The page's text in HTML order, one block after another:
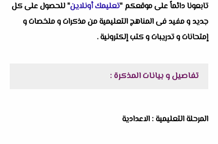
تابعونا دائماً على موقعكم "تعليمك أونلاين" للحصول على كل
جديد و مفيد فى المناهج التعليمية من مذكرات و ملخصات و
إمتحانات و تدريبات و كتب إلكترونية .
تفاصيل و بيانات المذكرة :
المرحلة التعليمية : الاعدادية